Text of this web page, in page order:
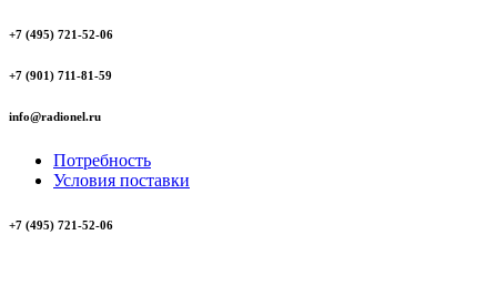
+7 (495) 721-52-06
+7 (901) 711-81-59
info@radionel.ru
Потребность
Условия поставки
+7 (495) 721-52-06